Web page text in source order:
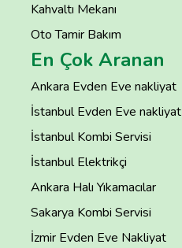
Kahvaltı Mekanı
Oto Tamir Bakım
En Çok Aranan
Ankara Evden Eve nakliyat
İstanbul Evden Eve nakliyat
İstanbul Kombi Servisi
İstanbul Elektrikçi
Ankara Halı Yıkamacılar
Sakarya Kombi Servisi
İzmir Evden Eve Nakliyat